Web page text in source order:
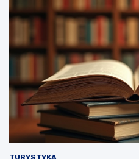
TURYSTYKA